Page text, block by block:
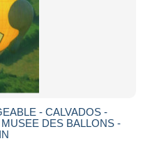
- CALVADOS -
DES BALLONS -